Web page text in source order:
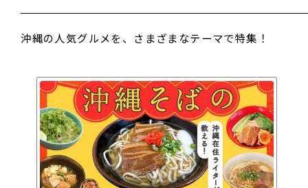
沖縄の人気グルメを、さまざまなテーマで特集！